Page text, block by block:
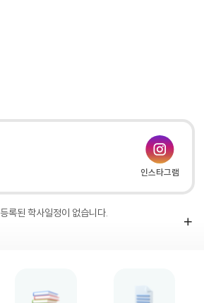
인스타그램
등록된 학사일정이 없습니다.